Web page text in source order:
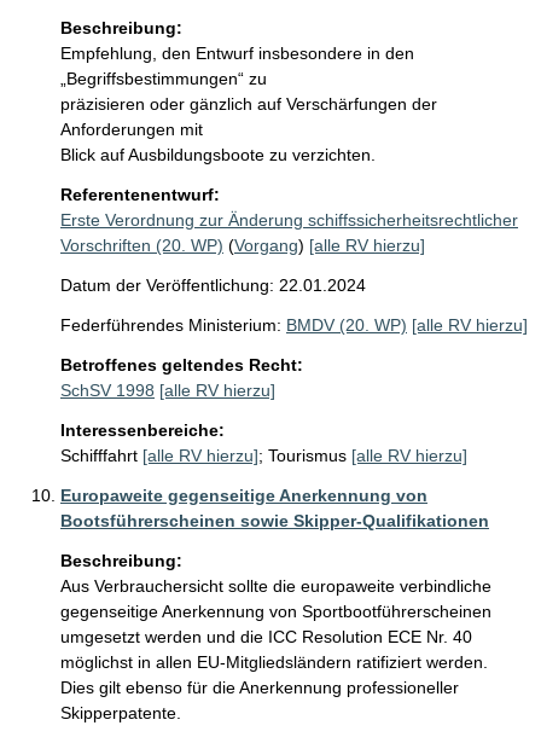
Beschreibung:
Empfehlung, den Entwurf insbesondere in den
„Begriffsbestimmungen“ zu
präzisieren oder gänzlich auf Verschärfungen der
Anforderungen mit
Blick auf Ausbildungsboote zu verzichten.
Referentenentwurf:
Erste Verordnung zur Änderung schiffssicherheitsrechtlicher
Vorschriften (20. WP) (Vorgang) [alle RV hierzu]
Datum der Veröffentlichung: 22.01.2024
Federführendes Ministerium: BMDV (20. WP) [alle RV hierzu]
Betroffenes geltendes Recht:
SchSV 1998 [alle RV hierzu]
Interessenbereiche:
Schifffahrt [alle RV hierzu]; Tourismus [alle RV hierzu]
Europaweite gegenseitige Anerkennung von
Bootsführerscheinen sowie Skipper-Qualifikationen
Beschreibung:
Aus Verbrauchersicht sollte die europaweite verbindliche
gegenseitige Anerkennung von Sportbootführerscheinen
umgesetzt werden und die ICC Resolution ECE Nr. 40
möglichst in allen EU-Mitgliedsländern ratifiziert werden.
Dies gilt ebenso für die Anerkennung professioneller
Skipperpatente.